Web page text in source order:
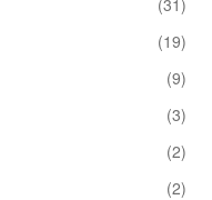
(19)
(9)
(3)
(2)
(2)